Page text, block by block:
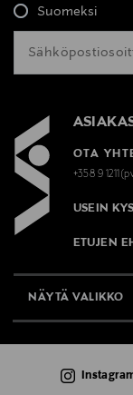
Suomeksi
OTA
+358 9
USEIN
ETUJEN
NÄYTÄ VALIKKO
AJANKOHTAISTA